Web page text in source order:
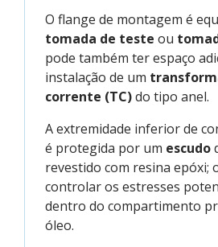
O flange de montagem é
tomada de teste ou
pode também ter espaço
instalação de um
corrente (TC)do tipo anel.
A extremidade inferior de
é protegida por um escudo
revestido com resina epóxi;
controlar os estresses
dentro do compartimento
óleo.